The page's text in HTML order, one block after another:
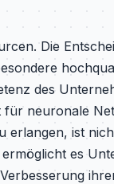
Die
des
neuronale
erlangen, ist
es